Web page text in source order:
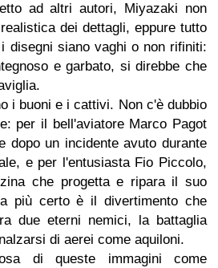
ad altri autori, Miyazaki non
dei dettagli, eppure tutto
disegni siano vaghi o non rifiniti:
e garbato, si direbbe che
i buoni e i cattivi. Non c'è dubbio
per il bell'aviatore Marco Pagot
dopo un incidente avuto durante
e per l'entusiasta Fio Piccolo,
che progetta e ripara il suo
più certo è il divertimento che
due eterni nemici, la battaglia
di aerei come aquiloni.
di queste immagini come